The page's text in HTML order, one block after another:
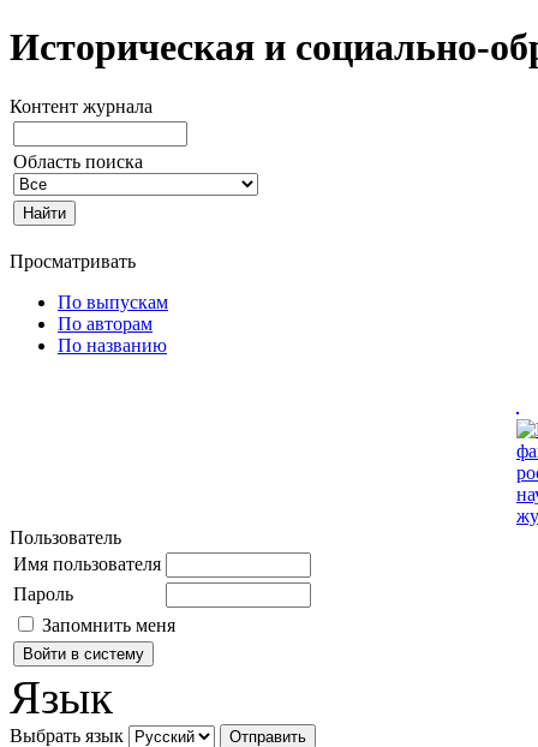
Историческая и социально-
Контент журнала
Область поиска
Просматривать
По выпускам
По авторам
По названию
Пользователь
Имя пользователя
Пароль
Запомнить меня
Язык
Выбрать язык